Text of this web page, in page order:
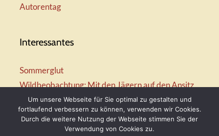
Autorentag
Interessantes
Sommerglut
Wildbeobachtung: Mit den Jägern auf den Ansitz
Mir ist so heiß
Mission: Rettungsschwimmer
Vogelwelt-Entdeckertour
Um unsere Webseite für Sie optimal zu gestalten und
fortlaufend verbessern zu können, verwenden wir Cookies.
Durch die weitere Nutzung der Webseite stimmen Sie der
Verwendung von Cookies zu.